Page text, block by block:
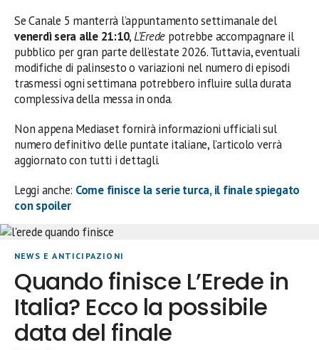
Se Canale 5 manterrà l’appuntamento settimanale del
venerdì sera alle 21:10,L’Erede potrebbe accompagnare il
pubblico per gran parte dell’estate 2026. Tuttavia, eventuali
modifiche di palinsesto o variazioni nel numero di episodi
trasmessi ogni settimana potrebbero influire sulla durata
complessiva della messa in onda.
Non appena Mediaset fornirà informazioni ufficiali sul
numero definitivo delle puntate italiane, l’articolo verrà
aggiornato con tutti i dettagli.
Leggi anche: Come finisce la serie turca, il finale spiegato
con spoiler
NEWS E ANTICIPAZIONI
Quando finisce L’Erede in
Italia? Ecco la possibile
data del finale